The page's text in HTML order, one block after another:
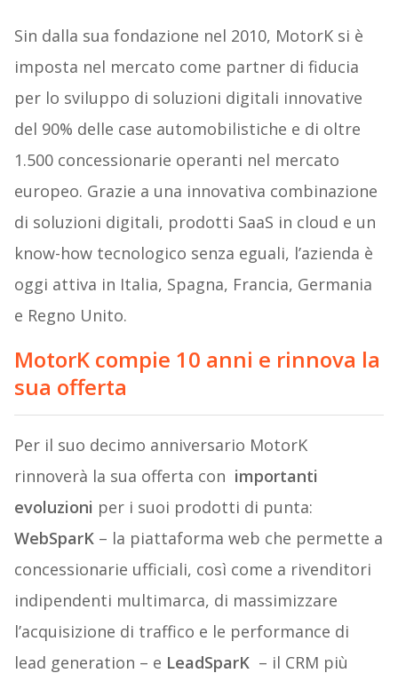
Sin dalla sua fondazione nel 2010, MotorK si è
imposta nel mercato come partner di fiducia
per lo sviluppo di soluzioni digitali innovative
del 90% delle case automobilistiche e di oltre
1.500 concessionarie operanti nel mercato
europeo. Grazie a una innovativa combinazione
di soluzioni digitali, prodotti SaaS in cloud e un
know-how tecnologico senza eguali, l’azienda è
oggi attiva in Italia, Spagna, Francia, Germania
e Regno Unito.
MotorK compie 10 anni e rinnova la
sua offerta
Per il suo decimo anniversario MotorK
rinnoverà la sua offerta con importanti
evoluzioni per i suoi prodotti di punta:
WebSparK – la piattaforma web che permette a
concessionarie ufficiali, così come a rivenditori
indipendenti multimarca, di massimizzare
l’acquisizione di traffico e le performance di
lead generation – e LeadSparK – il CRM più